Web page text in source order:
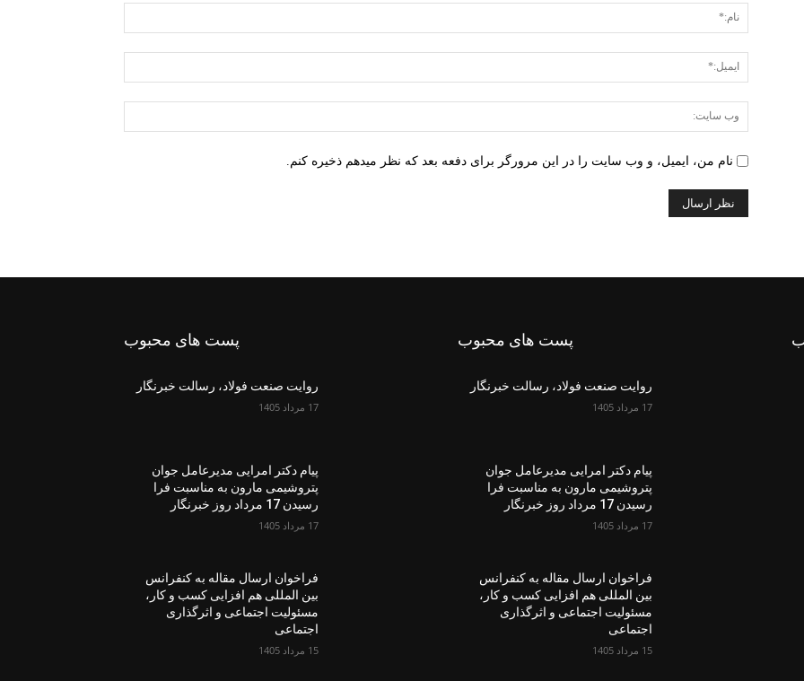
نام من، ایمیل، و وب سایت را در این مرورگر برای دفعه بعد که نظر میدهم ذخیره کنم.
پست های محبوب
روایت صنعت فولاد،‌ رسالت خبرنگار
17 مرداد 1405
پیام دکتر امرایی مدیرعامل جوان
پتروشیمی مارون به مناسبت فرا
رسیدن 17 مرداد روز خبرنگار
17 مرداد 1405
فراخوان ارسال مقاله به کنفرانس
بین المللی هم افزایی کسب و کار،
مسئولیت اجتماعی و اثرگذاری
اجتماعی
15 مرداد 1405
پست های محبوب
روایت صنعت فولاد،‌ رسالت خبرنگار
17 مرداد 1405
پیام دکتر امرایی مدیرعامل جوان
پتروشیمی مارون به مناسبت فرا
رسیدن 17 مرداد روز خبرنگار
17 مرداد 1405
فراخوان ارسال مقاله به کنفرانس
بین المللی هم افزایی کسب و کار،
مسئولیت اجتماعی و اثرگذاری
اجتماعی
15 مرداد 1405